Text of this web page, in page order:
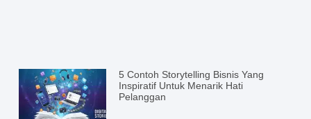
5 Contoh Storytelling Bisnis Yang
Inspiratif Untuk Menarik Hati
Pelanggan